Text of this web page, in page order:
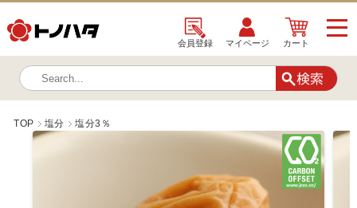
会員登録 マイページ カート
TOP 塩分 塩分3％